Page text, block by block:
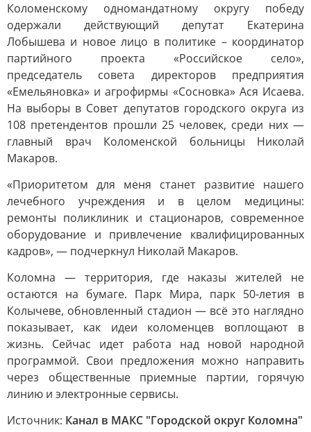
Коломенскому одномандатному округу победу
одержали действующий депутат Екатерина
Лобышева и новое лицо в политике – координатор
партийного проекта «Российское село»,
председатель совета директоров предприятия
«Емельяновка» и агрофирмы «Сосновка» Ася Исаева.
На выборы в Совет депутатов городского округа из
108 претендентов прошли 25 человек, среди них —
главный врач Коломенской больницы Николай
Макаров.
«Приоритетом для меня станет развитие нашего
лечебного учреждения и в целом медицины:
ремонты поликлиник и стационаров, современное
оборудование и привлечение квалифицированных
кадров», — подчеркнул Николай Макаров.
Коломна — территория, где наказы жителей не
остаются на бумаге. Парк Мира, парк 50-летия в
Колычеве, обновленный стадион — всё это наглядно
показывает, как идеи коломенцев воплощают в
жизнь. Сейчас идет работа над новой народной
программой. Свои предложения можно направить
через общественные приемные партии, горячую
линию и электронные сервисы.
Источник: Канал в МАКС "Городской округ Коломна"